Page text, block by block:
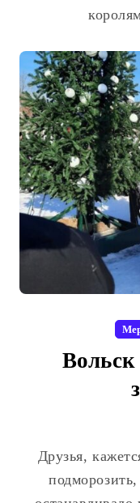
Вольск
Друзья, кажется, зима решила нас немного
подморозить,